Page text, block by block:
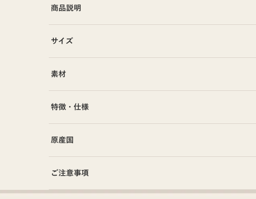
商品説明
サイズ
素材
特徴・仕様
原産国
ご注意事項